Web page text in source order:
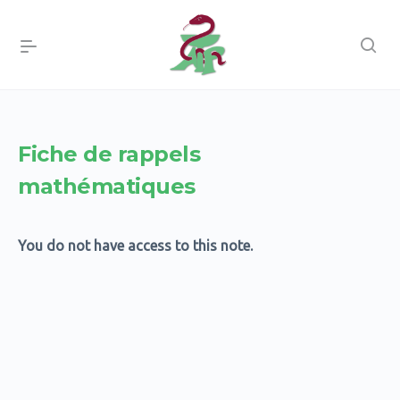
Fiche de rappels
mathématiques
You do not have access to this note.